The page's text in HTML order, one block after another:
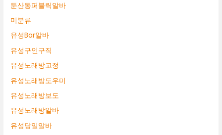
둔산동퍼블릭알바
미분류
유성Bar알바
유성구인구직
유성노래방고정
유성노래방도우미
유성노래방보도
유성노래방알바
유성당일알바